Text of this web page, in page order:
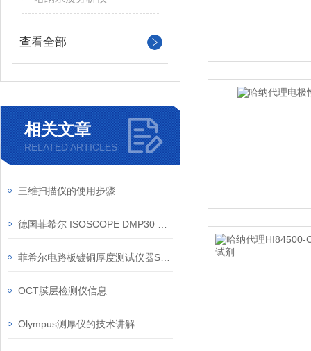
查看全部
相关文章
RELATED ARTICLES
三维扫描仪的使用步骤
OCT膜层检测仪信息
Olympus测厚仪的技术讲解